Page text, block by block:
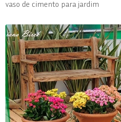
vaso de cimento para jardim